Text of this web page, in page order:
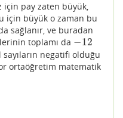
için pay zaten büyük,
için büyük o zaman bu
sağlanır, ve buradan
toplamı da −12
−12
negatifi olduğu
ortaöğretim matematik